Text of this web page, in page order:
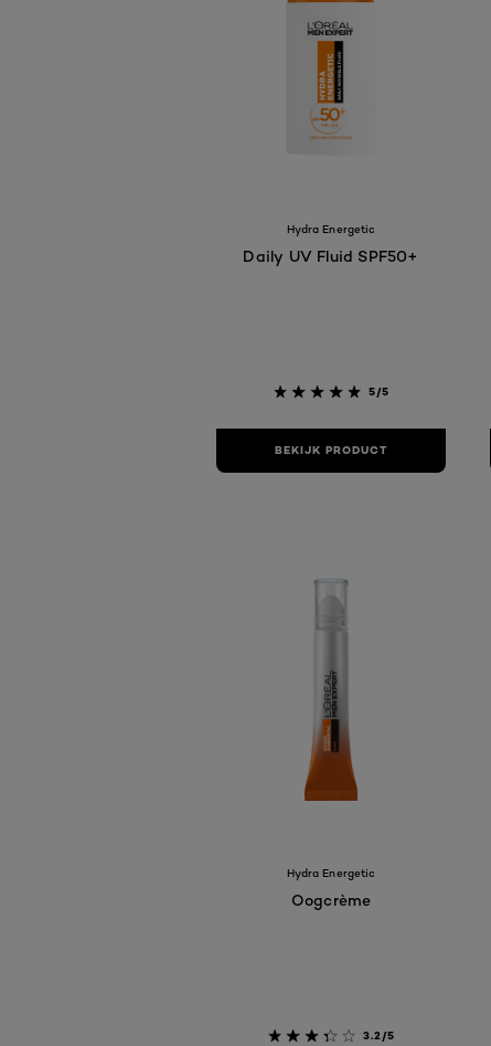
Hydra Energetic
Daily UV Fluid SPF50+
5/5
BEKIJK PRODUCT
Hydra Energetic
Oogcrème
3.2/5